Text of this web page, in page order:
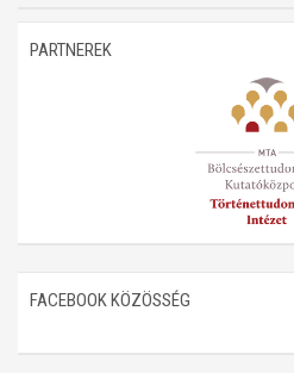
PARTNEREK
FACEBOOK KÖZÖSSÉG